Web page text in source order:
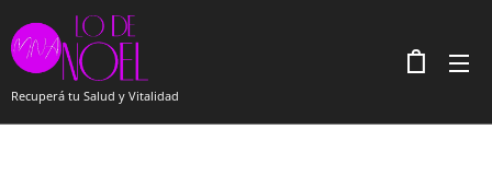
Recuperá tu Salud y Vitalidad